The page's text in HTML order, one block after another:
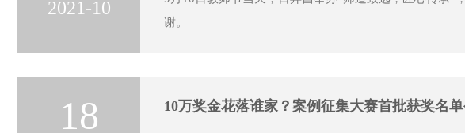
2021-10
谢。
18 10万奖金花落谁家？案例征集大赛首批获奖名单